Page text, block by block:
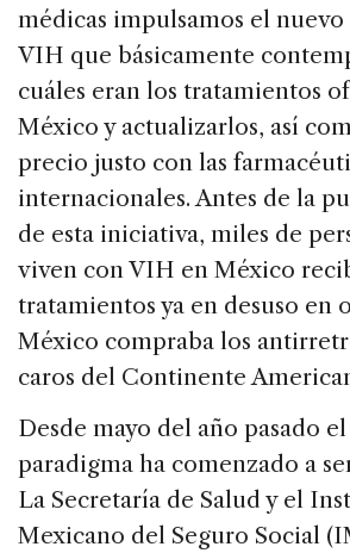
médicas impulsamos el
VIH que básicamente
cuáles eran los tratamientos
México y actualizarlos, así
precio justo con las
internacionales. Antes de la
de esta iniciativa, miles de
viven con VIH en México
tratamientos ya en desuso en
México compraba los
caros del Continente
Desde mayo del año pasado
paradigma ha comenzado a
La Secretaría de Salud y el
Mexicano del Seguro Social